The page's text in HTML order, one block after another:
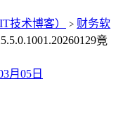
技术博客） > 财务软
竟
月05日